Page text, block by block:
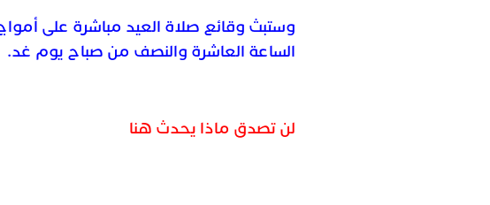
وستبث وقائع صلاة العيد مباشرة على
الساعة العاشرة والنصف من صباح يوم غد.
لن تصدق ماذا يحدث هنا